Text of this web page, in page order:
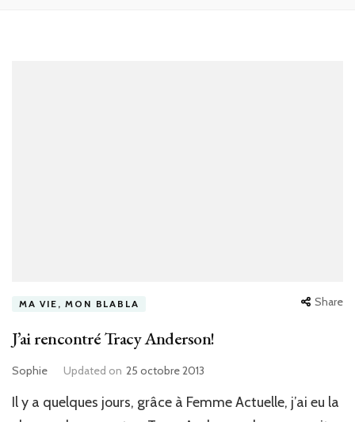
MA VIE, MON BLABLA Share
J’ai rencontré Tracy Anderson!
Sophie Updated on 25 octobre 2013
Il y a quelques jours, grâce à Femme Actuelle, j’ai eu la